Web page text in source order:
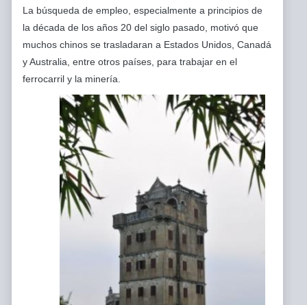
La búsqueda de empleo, especialmente a principios de
la década de los años 20 del siglo pasado, motivó que
muchos chinos se trasladaran a Estados Unidos, Canadá
y Australia, entre otros países, para trabajar en el
ferrocarril y la minería.